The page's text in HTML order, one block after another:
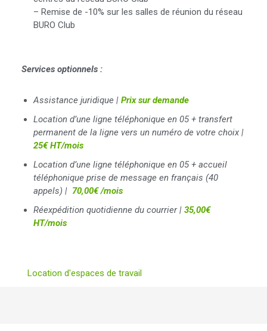
– Remise de -10% sur les salles de réunion du réseau
BURO Club
Services optionnels :
Assistance juridique | Prix sur demande
Location d’une ligne téléphonique en 05 + transfert
permanent de la ligne vers un numéro de votre choix |
25€ HT/mois
Location d’une ligne téléphonique en 05 + accueil
téléphonique prise de message en français (40
appels) | 70,00€ /mois
Réexpédition quotidienne du courrier | 35,00€
HT/mois
Location d'espaces de travail